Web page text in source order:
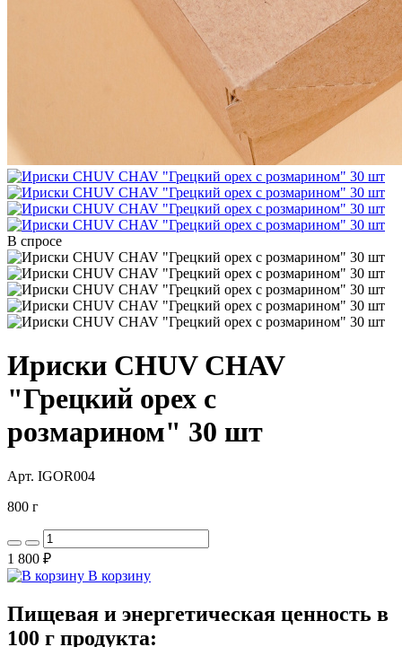
В спросе
Ириски CHUV CHAV
"Грецкий орех с
розмарином" 30 шт
Арт. IGOR004
800 г
1 800 ₽
В корзину
Пищевая и энергетическая ценность в
100 г продукта: